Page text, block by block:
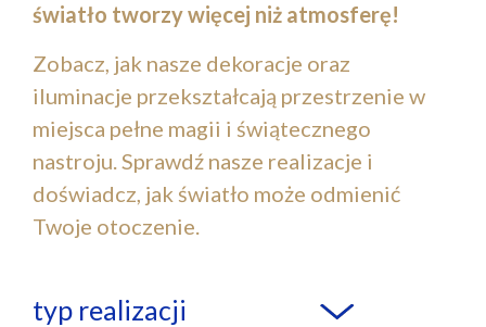
światło tworzy więcej niż atmosferę!
Zobacz, jak nasze dekoracje oraz
iluminacje przekształcają przestrzenie w
miejsca pełne magii i świątecznego
nastroju. Sprawdź nasze realizacje i
doświadcz, jak światło może odmienić
Twoje otoczenie.
typ realizacji